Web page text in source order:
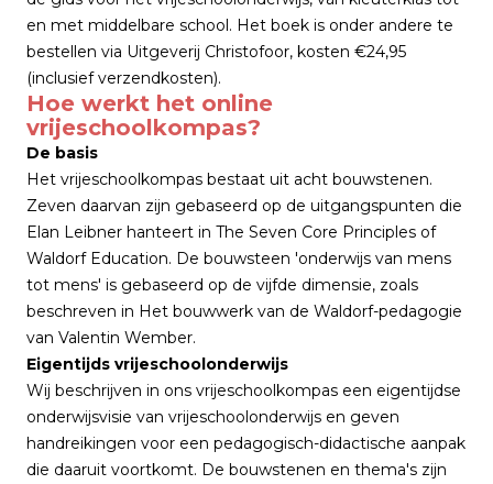
en met middelbare school. Het boek is onder andere te
bestellen via Uitgeverij Christofoor, kosten €24,95
(inclusief verzendkosten).
Hoe werkt het online
vrijeschoolkompas?
De basis
Het vrijeschoolkompas bestaat uit acht bouwstenen.
Zeven daarvan zijn gebaseerd op de uitgangspunten die
Elan Leibner hanteert in The Seven Core Principles of
Waldorf Education. De bouwsteen 'onderwijs van mens
tot mens' is gebaseerd op de vijfde dimensie, zoals
beschreven in Het bouwwerk van de Waldorf-pedagogie
van Valentin Wember.
Eigentijds vrijeschoolonderwijs
Wij beschrijven in ons vrijeschoolkompas een eigentijdse
onderwijsvisie van vrijeschoolonderwijs en geven
handreikingen voor een pedagogisch-didactische aanpak
die daaruit voortkomt. De bouwstenen en thema's zijn